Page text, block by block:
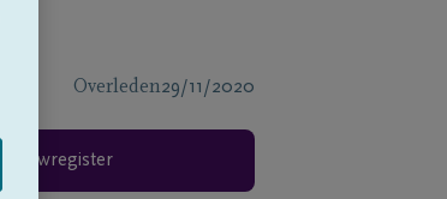
Overleden29/11/2020
Rouwregister